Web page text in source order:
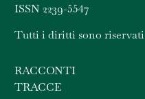
ISSN 2239-5547
Tutti i diritti sono riservati
RACCONTI
TRACCE